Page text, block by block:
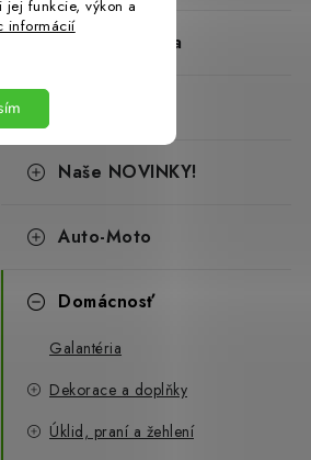
jej funkcie, výkon a
informácií
Dílna a stavba
Naše NOVINKY!
Auto-Moto
Domácnosť
Galantéria
Dekorace a doplňky
Úklid, praní a žehlení